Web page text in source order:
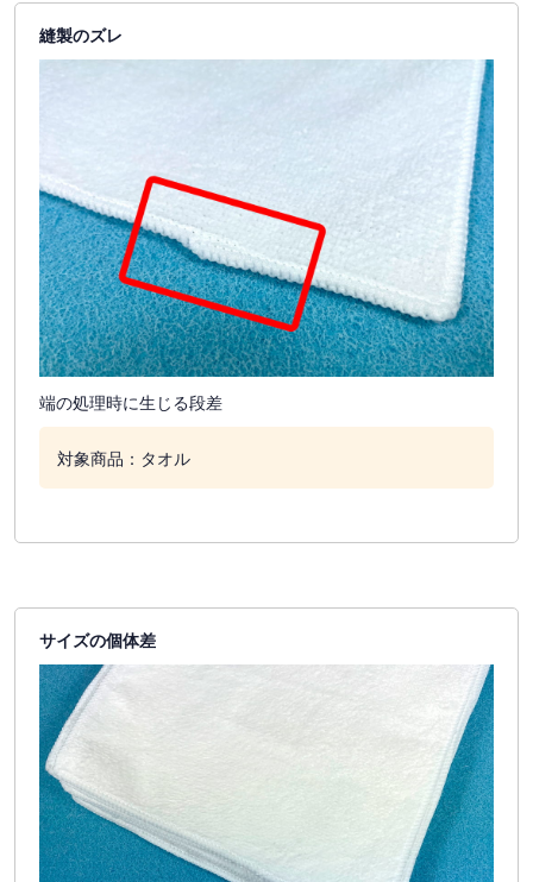
縫製のズレ
端の処理時に生じる段差
対象商品：タオル
サイズの個体差